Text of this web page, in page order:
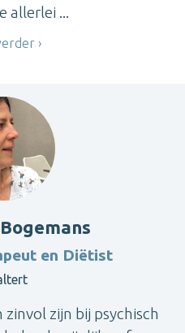
allerlei ...
en Diëtist
zijn bij psychisch